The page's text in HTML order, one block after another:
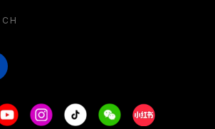
Instagram
Tiktok WeechatXiaohongshu/